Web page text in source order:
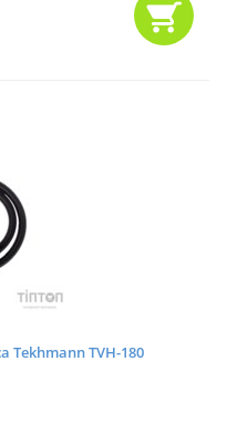
Tekhmann TVH-180